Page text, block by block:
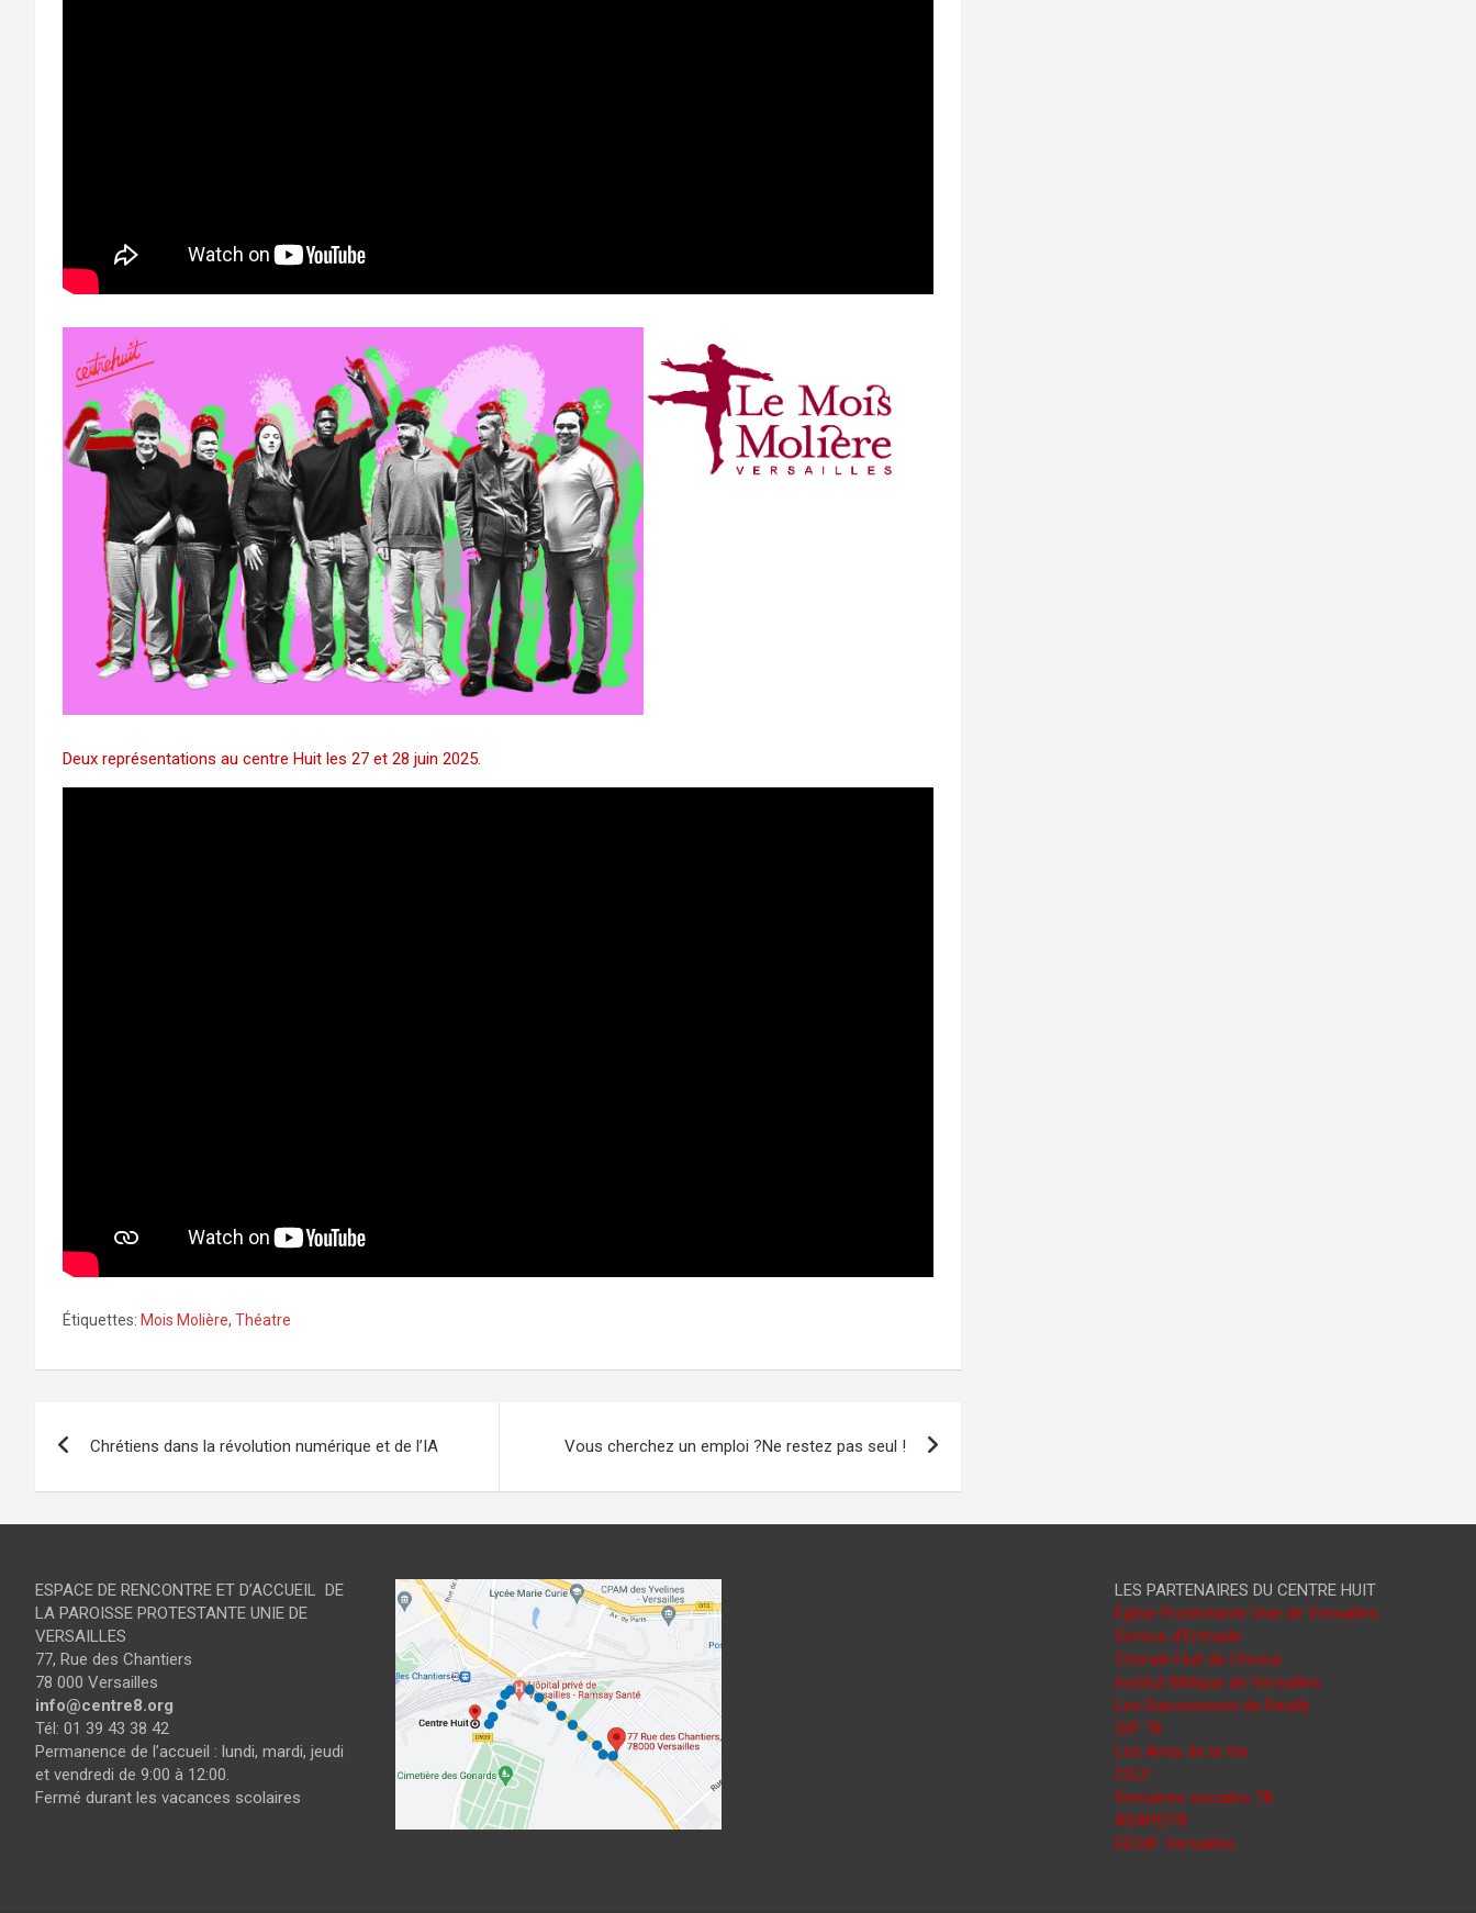
Deux représentations au centre Huit les 27 et 28 juin 2025.
Étiquettes: Mois Molière, Théatre
l’article
Chrétiens dans la révolution numérique et de l’IA Vous cherchez un emploi ?Ne restez pas seul !
ESPACE DE RENCONTRE ET D’ACCUEIL DE
LA PAROISSE PROTESTANTE UNIE DE
VERSAILLES
77, Rue des Chantiers
78 000 Versailles
info@centre8.org
Tél: 01 39 43 38 42
Permanence de l’accueil : lundi, mardi, jeudi
et vendredi de 9:00 à 12:00.
Fermé durant les vacances scolaires
LES PARTENAIRES DU CENTRE HUIT
Eglise Protestante Unie de Versailles
Service d’Entraide
Chorale Huit de Choeur
Institut Biblique de Versailles
Les Diaconesses de Reuilly
GIP 78
Les Amis de la Vie
CELY
Semaines sociales 78
ADAPEI78
EEUdF Versailles